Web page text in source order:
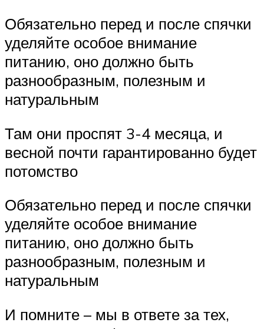
Обязательно перед и после спячки
уделяйте особое внимание
питанию, оно должно быть
разнообразным, полезным и
натуральным
Там они проспят 3-4 месяца, и
весной почти гарантированно будет
потомство
Обязательно перед и после спячки
уделяйте особое внимание
питанию, оно должно быть
разнообразным, полезным и
натуральным
И помните – мы в ответе за тех,